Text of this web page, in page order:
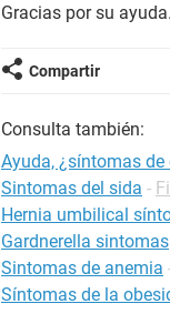
Gracias por su ayuda.
Compartir
Consulta también:
Ayuda, ¿síntomas
Sintomas del sida -
Hernia umbilical
Gardnerella sintomas
Sintomas de anemia
Síntomas de la